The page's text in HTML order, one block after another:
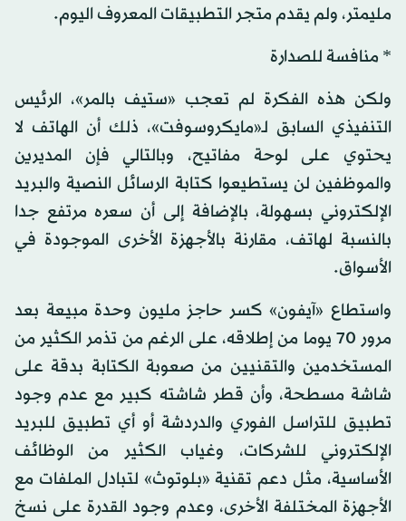
مليمتر، ولم يقدم متجر التطبيقات المعروف اليوم.
* منافسة للصدارة
ولكن هذه الفكرة لم تعجب «ستيف بالمر»، الرئيس
التنفيذي السابق لـ«مايكروسوفت»، ذلك أن الهاتف لا
يحتوي على لوحة مفاتيح، وبالتالي فإن المديرين
والموظفين لن يستطيعوا كتابة الرسائل النصية والبريد
الإلكتروني بسهولة، بالإضافة إلى أن سعره مرتفع جدا
بالنسبة لهاتف، مقارنة بالأجهزة الأخرى الموجودة في
الأسواق.
واستطاع «آيفون» كسر حاجز مليون وحدة مبيعة بعد
مرور 70 يوما من إطلاقه، على الرغم من تذمر الكثير من
المستخدمين والتقنيين من صعوبة الكتابة بدقة على
شاشة مسطحة، وأن قطر شاشته كبير مع عدم وجود
تطبيق للتراسل الفوري والدردشة أو أي تطبيق للبريد
الإلكتروني للشركات، وغياب الكثير من الوظائف
الأساسية، مثل دعم تقنية «بلوتوث» لتبادل الملفات مع
الأجهزة المختلفة الأخرى، وعدم وجود القدرة على نسخ